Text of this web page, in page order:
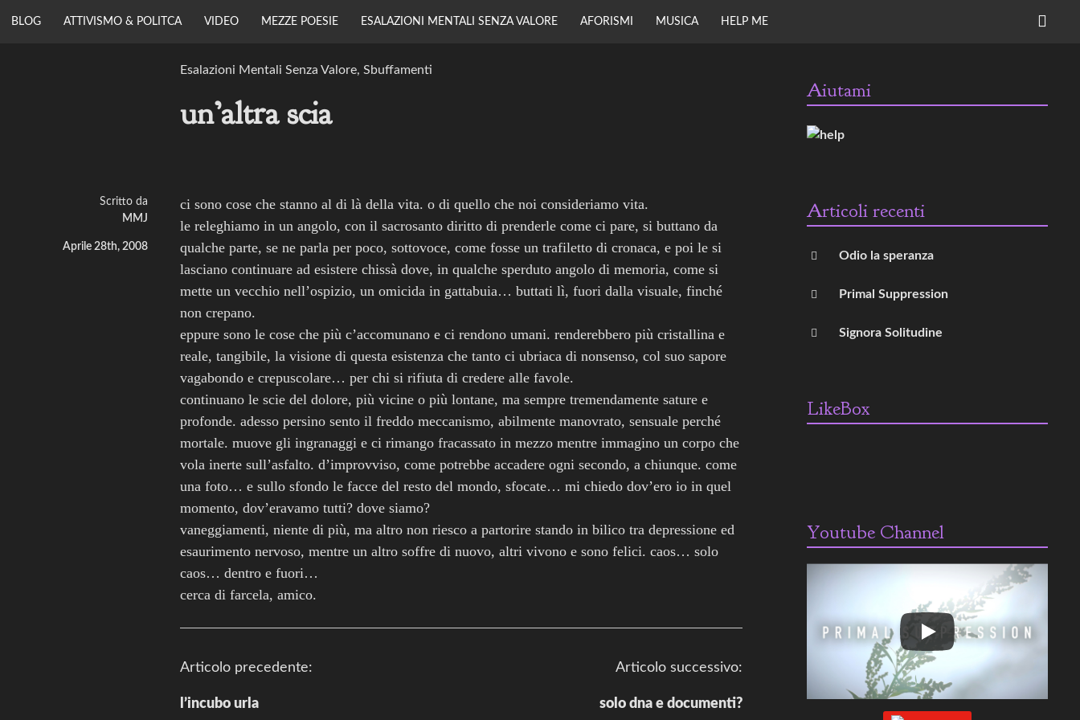
MASON MASSY
Visione & Coraggio.
BLOG ATTIVISMO & POLITCA VIDEO MEZZE POESIE ESALAZIONI MENTALI SENZA VALORE AFORISMI MUSICA HELP ME
Esalazioni Mentali Senza Valore, Sbuffamenti
un’altra scia
Scritto da
MMJ
Aprile 28th, 2008
ci sono cose che stanno al di là della vita. o di quello che noi consideriamo vita.
le releghiamo in un angolo, con il sacrosanto diritto di prenderle come ci pare, si buttano da
qualche parte, se ne parla per poco, sottovoce, come fosse un trafiletto di cronaca, e poi le si
lasciano continuare ad esistere chissà dove, in qualche sperduto angolo di memoria, come si
mette un vecchio nell’ospizio, un omicida in gattabuia… buttati lì, fuori dalla visuale, finché
non crepano.
eppure sono le cose che più c’accomunano e ci rendono umani. renderebbero più cristallina e
reale, tangibile, la visione di questa esistenza che tanto ci ubriaca di nonsenso, col suo sapore
vagabondo e crepuscolare… per chi si rifiuta di credere alle favole.
continuano le scie del dolore, più vicine o più lontane, ma sempre tremendamente sature e
profonde. adesso persino sento il freddo meccanismo, abilmente manovrato, sensuale perché
mortale. muove gli ingranaggi e ci rimango fracassato in mezzo mentre immagino un corpo che
vola inerte sull’asfalto. d’improvviso, come potrebbe accadere ogni secondo, a chiunque. come
una foto… e sullo sfondo le facce del resto del mondo, sfocate… mi chiedo dov’ero io in quel
momento, dov’eravamo tutti? dove siamo?
vaneggiamenti, niente di più, ma altro non riesco a partorire stando in bilico tra depressione ed
esaurimento nervoso, mentre un altro soffre di nuovo, altri vivono e sono felici. caos… solo
caos… dentro e fuori…
cerca di farcela, amico.
N
a
i
g
Articolo precedente:
l’incubo urla
Articolo successivo:
solo dna e documenti?
Aiutami
Articoli recenti
Odio la speranza
Primal Suppression
Signora Solitudine
LikeBox
Youtube Channel